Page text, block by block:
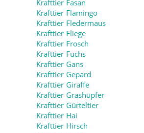
Krafttier Fasan
Krafttier Flamingo
Krafttier Fledermaus
Krafttier Fliege
Krafttier Frosch
Krafttier Fuchs
Krafttier Gans
Krafttier Gepard
Krafttier Giraffe
Krafttier Grashüpfer
Krafttier Gürteltier
Krafttier Hai
Krafttier Hirsch